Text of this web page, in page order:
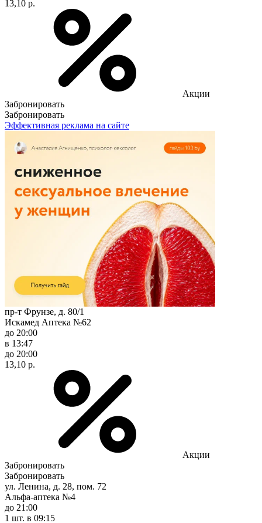
13,10 р.
Акции
Забронировать
Забронировать
Эффективная реклама на сайте
пр-т Фрунзе, д. 80/1
Искамед Аптека №62
до 20:00
в 13:47
до 20:00
13,10 р.
Акции
Забронировать
Забронировать
ул. Ленина, д. 28, пом. 72
Альфа-аптека №4
до 21:00
1 шт. в 09:15